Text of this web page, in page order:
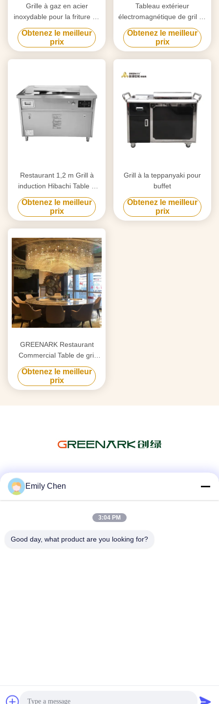
Grille à gaz en acier
inoxydable pour la friture de
steak
Obtenez le meilleur
prix
Tableau extérieur
électromagnétique de gril de
Hibachi de rectangle pour le
boeuf/mouton
Obtenez le meilleur
prix
Restaurant 1,2 m Grill à
induction Hibachi Table à
griller Teppanyaki
Obtenez le meilleur
prix
Grill à la teppanyaki pour
buffet
Obtenez le meilleur
prix
GREENARK Restaurant
Commercial Table de gril
électrique ronde Teppanyaki
Obtenez le meilleur
prix
fournisseur. 2016-2026 Shanghai Chuanglv Catering Equipment
Emily Chen
3:04 PM
Good day, what product are you looking for?